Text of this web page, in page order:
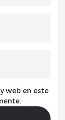
web en este